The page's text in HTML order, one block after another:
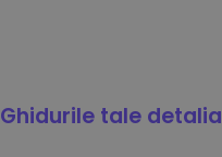
Ghidurile tale